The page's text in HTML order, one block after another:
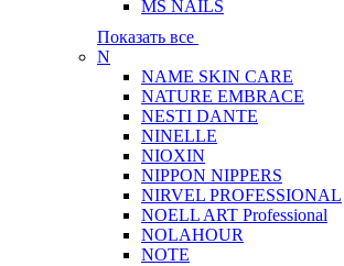
MS NAILS
Показать все
N
NAME SKIN CARE
NATURE EMBRACE
NESTI DANTE
NINELLE
NIOXIN
NIPPON NIPPERS
NIRVEL PROFESSIONAL
NOELL ART Professional
NOLAHOUR
NOTE